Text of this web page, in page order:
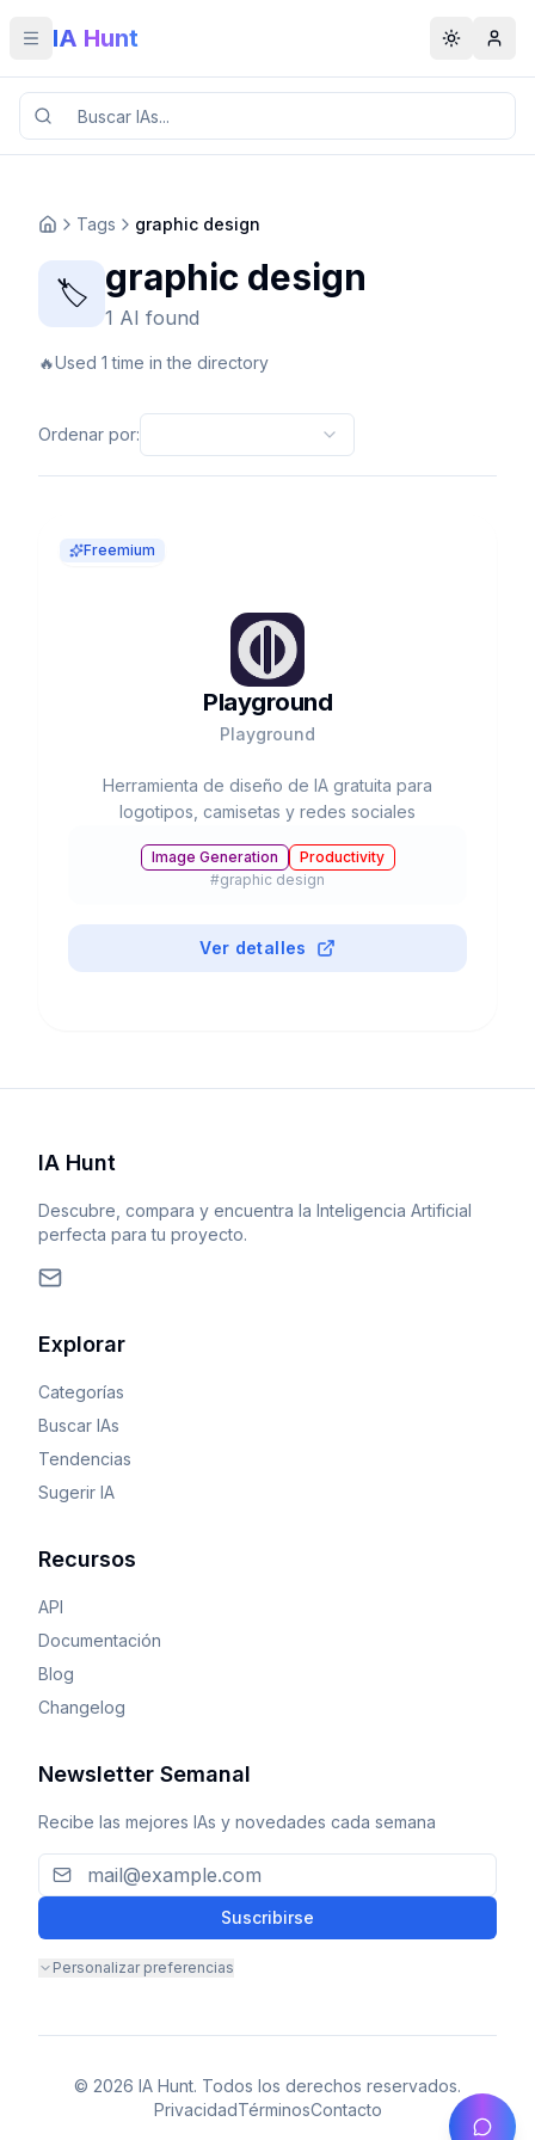
Toggle menu
IA Hunt Toggle
Tags graphic design
🏷️ graphic design
1 AI found
🔥Used 1 time in the directory
Ordenar por:
Freemium
Playground
Playground
Herramienta de diseño de IA gratuita para
logotipos, camisetas y redes sociales
Image Generation
Productivity
#graphic design
Ver detalles
IA Hunt
Descubre, compara y encuentra la Inteligencia Artificial
perfecta para tu proyecto.
Explorar
Categorías
Buscar IAs
Tendencias
Sugerir IA
Recursos
API
Documentación
Blog
Changelog
Newsletter Semanal
Recibe las mejores IAs y novedades cada semana
Suscribirse
Personalizar preferencias
© 2026 IA Hunt. Todos los derechos reservados.
PrivacidadTérminosContacto